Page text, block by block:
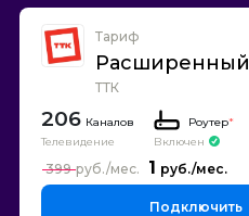
Тариф
Расширенный
ТТК
206 Каналов
Телевидение
Роутер*
Включен
1
399
Подключить